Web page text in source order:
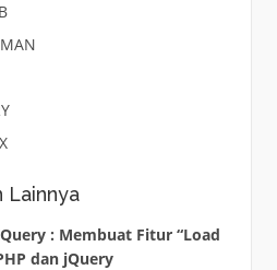
Lainnya
: Membuat Fitur “Load
dan jQuery